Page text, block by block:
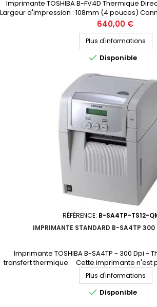
Imprimante TOSHIBA B-FV4D Thermique
Largeur d'impression : 108mm (4 pouces)
ETHERNET Prix public (avant remise) : 640€
personnalisé
Prix
640,00 €
Plus d'informations
 Disponible
RÉFÉRENCE: B-SA4TP-TS12-
IMPRIMANTE STANDARD B-SA4TP 300
Imprimante TOSHIBA B-SA4TP - 300 Dpi -
transfert thermique. Cette imprimante n'est
Elle est remplacée par l'imprimante B-FV4T
produit en cliquant ici)
Plus d'informations
 Disponible